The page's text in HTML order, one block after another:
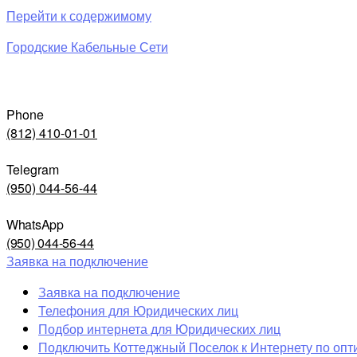
Перейти к содержимому
Городские Кабельные Сети
Phone
(812) 410-01-01
Telegram
(950) 044-56-44
WhatsApp
(950) 044-56-44
Заявка на подключение
Заявка на подключение
Телефония для Юридических лиц
Подбор интернета для Юридических лиц
Подключить Коттеджный Поселок к Интернету по